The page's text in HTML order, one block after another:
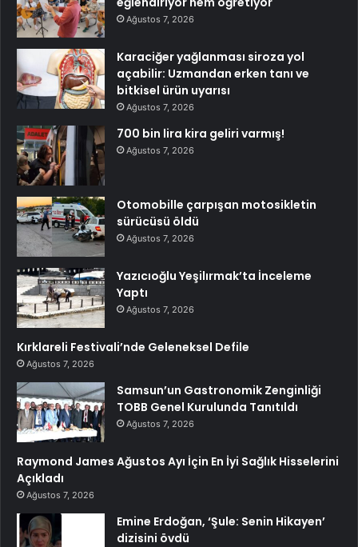
Ağustos 7, 2026
Karaciğer yağlanması siroza yol
açabilir: Uzmandan erken tanı ve
bitkisel ürün uyarısı
Ağustos 7, 2026
700 bin lira kira geliri varmış!
Ağustos 7, 2026
Otomobille çarpışan motosikletin
sürücüsü öldü
Ağustos 7, 2026
Yazıcıoğlu Yeşilırmak’ta İnceleme
Yaptı
Ağustos 7, 2026
Kırklareli Festivali’nde Geleneksel Defile
Ağustos 7, 2026
Samsun’un Gastronomik Zenginliği
TOBB Genel Kurulunda Tanıtıldı
Ağustos 7, 2026
Raymond James Ağustos Ayı İçin En İyi Sağlık Hisselerini
Açıkladı
Ağustos 7, 2026
Emine Erdoğan, ‘Şule: Senin Hikayen’
dizisini övdü